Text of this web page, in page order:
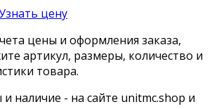
цену
цены и оформления заказа,
артикул, размеры, количество и
товара.
наличие - на сайте unitmc.shop и